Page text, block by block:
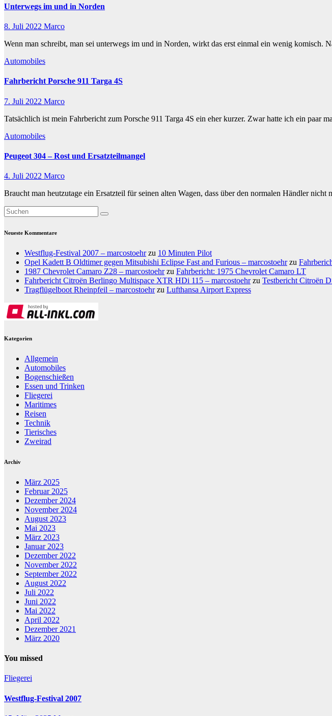
Unterwegs im und in Norden
8. Juli 2022 Marco
Wenn man schreibt, man sei unterwegs im und in Norden, wirkt das erst einmal ein wenig
Automobiles
Fahrbericht Porsche 911 Targa 4S
7. Juli 2022 Marco
Tatsächlich ist mein Fahrbericht zum Porsche 911 Targa 4S ein eher kurzer. Zwar hatte ich ein
Automobiles
Peugeot 304 – Rost und Ersatzteilmangel
4. Juli 2022 Marco
Braucht man heutzutage ein Ersatzteil für seinen alten Wagen, dass über den normalen Händler
Neueste Kommentare
Westflug-Festival 2007 – marcostoehrzu 10 Minuten Pilot
Opel Kadett B Oldtimer gegen Mitsubishi Eclipse Fast and Furious – marcostoehrzu
1987 Chevrolet Camaro Z28 – marcostoehrzu Fahrbericht: 1975 Chevrolet Camaro LT
Fahrbericht Citroën Berlingo Multispace XTR HDi 115 – marcostoehrzu Testbericht Citroën
Tragflügelboot Rheinpfeil – marcostoehrzu Lufthansa Airport Express
Kategorien
Allgemein
Automobiles
Bogenschießen
Essen und Trinken
Fliegerei
Maritimes
Reisen
Technik
Tierisches
Zweirad
Archiv
März 2025
Februar 2025
Dezember 2024
November 2024
August 2023
Mai 2023
März 2023
Januar 2023
Dezember 2022
November 2022
September 2022
August 2022
Juli 2022
Juni 2022
Mai 2022
April 2022
Dezember 2021
März 2020
You missed
Fliegerei
Westflug-Festival 2007